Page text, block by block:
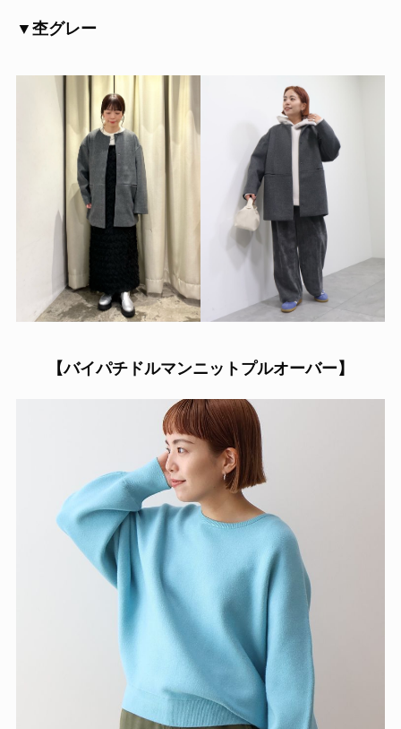
▼杢グレー
【バイパチドルマンニットプルオーバー】